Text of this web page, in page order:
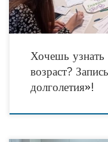
Хочешь узнать
возраст?
долголетия»!